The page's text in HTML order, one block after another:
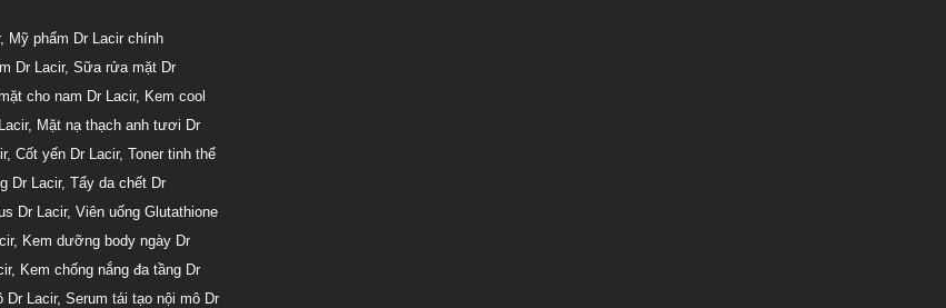
, Mỹ phẩm Dr Lacir chính
Dr Lacir, Sữa rửa mặt Dr
cho nam Dr Lacir, Kem cool
, Mặt nạ thạch anh tươi Dr
, Cốt yến Dr Lacir, Toner tinh thể
Dr Lacir, Tẩy da chết Dr
Dr Lacir, Viên uống Glutathione
, Kem dưỡng body ngày Dr
, Kem chống nắng đa tầng Dr
Dr Lacir, Serum tái tạo nội mô Dr